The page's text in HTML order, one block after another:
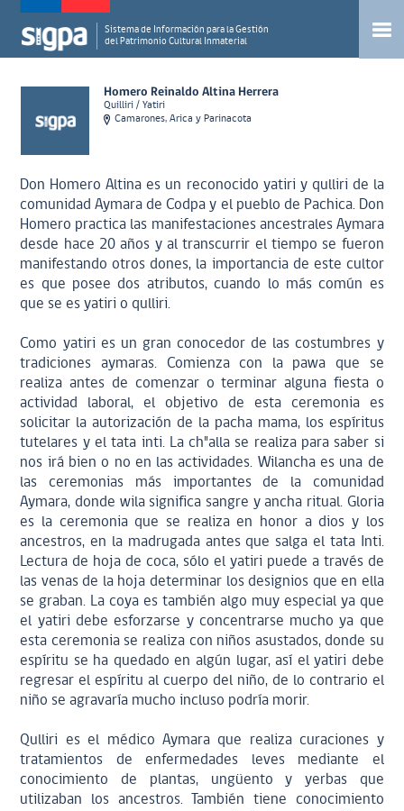
Sistema de Información para la Gestión
del Patrimonio Cultural Inmaterial
Homero Reinaldo Altina Herrera
Quilliri / Yatiri
Camarones, Arica y Parinacota
Don Homero Altina es un reconocido yatiri y qulliri de la
comunidad Aymara de Codpa y el pueblo de Pachica. Don
Homero practica las manifestaciones ancestrales Aymara
desde hace 20 años y al transcurrir el tiempo se fueron
manifestando otros dones, la importancia de este cultor
es que posee dos atributos, cuando lo más común es
que se es yatiri o qulliri.
Como yatiri es un gran conocedor de las costumbres y
tradiciones aymaras. Comienza con la pawa que se
realiza antes de comenzar o terminar alguna fiesta o
actividad laboral, el objetivo de esta ceremonia es
solicitar la autorización de la pacha mama, los espíritus
tutelares y el tata inti. La ch"alla se realiza para saber si
nos irá bien o no en las actividades. Wilancha es una de
las ceremonias más importantes de la comunidad
Aymara, donde wila significa sangre y ancha ritual. Gloria
es la ceremonia que se realiza en honor a dios y los
ancestros, en la madrugada antes que salga el tata Inti.
Lectura de hoja de coca, sólo el yatiri puede a través de
las venas de la hoja determinar los designios que en ella
se graban. La coya es también algo muy especial ya que
el yatiri debe esforzarse y concentrarse mucho ya que
esta ceremonia se realiza con niños asustados, donde su
espíritu se ha quedado en algún lugar, así el yatiri debe
regresar el espíritu al cuerpo del niño, de lo contrario el
niño se agravaría mucho incluso podría morir.
Qulliri es el médico Aymara que realiza curaciones y
tratamientos de enfermedades leves mediante el
conocimiento de plantas, ungüento y yerbas que
utilizaban los ancestros. También tiene conocimiento